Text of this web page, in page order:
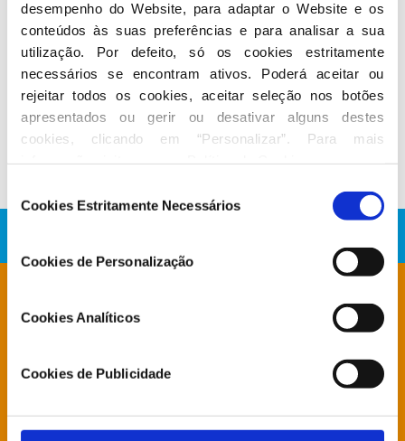
desempenho do Website, para adaptar o Website e os
conteúdos às suas preferências e para analisar a sua
utilização. Por defeito, só os cookies estritamente
necessários se encontram ativos. Poderá aceitar ou
rejeitar todos os cookies, aceitar seleção nos botões
apresentados ou gerir ou desativar alguns destes
cookies, clicando em “Personalizar”. Para mais
deCookies Estritamente Necessários
Cookies de Personalização
Cookies Analíticos
Cookies de Publicidade
Conheça a atividade de Alberto
Fonseca
No Parlamento
Deputados